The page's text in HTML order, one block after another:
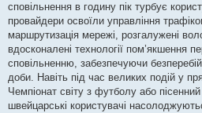
сповільнення в годину пік турбує
провайдери освоїли управління
маршрутизація мережі, розгалужені
вдосконалені технології пом’якшення
сповільненню, забезпечуючи
доби. Навіть під час великих подій у
Чемпіонат світу з футболу або
швейцарські користувачі